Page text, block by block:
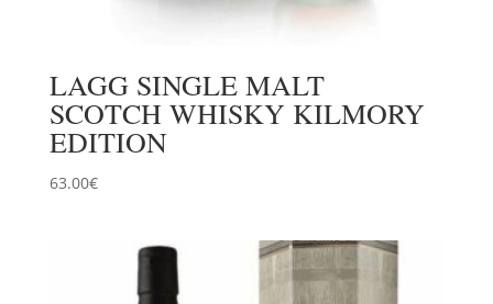
LAGG SINGLE MALT
SCOTCH WHISKY KILMORY
EDITION
63.00€